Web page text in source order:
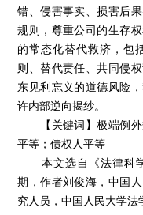
错、侵害事实、损害后
规则，尊重公司的生存
的常态化替代救济，包
则、替代责任、共同侵
东见利忘义的道德风险
许内部逆向揭纱。
【关键词】极端例外
平等；债权人平等
本文选自《法律科学
期，作者刘俊海，中国
究人员，中国人民大学法